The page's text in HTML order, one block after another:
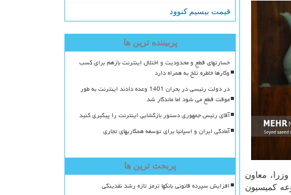
معاون
کمیسیون
قیمت بیسیم کنوود
پربیننده ترین ها
خسارتهای قطع و محدودیت و اختلال اینترنت بازهم برای کسب
وکارها خاطره تلخ به همراه دارد
در دولت رئیسی در بحران 1401 وعده دادند اینترنت به طور
موقت قطع می شود اما ماندگار شد
آقای رئیس جمهوری دستور بازگشایی اینترنت را پیگیری کنید
آمادگی ایران و اسپانیا برای توسعه همکاریهای تجاری
پربحث ترین ها
افزایش سپرده قانونی بانکها ترمز تازه رشد نقدینگی